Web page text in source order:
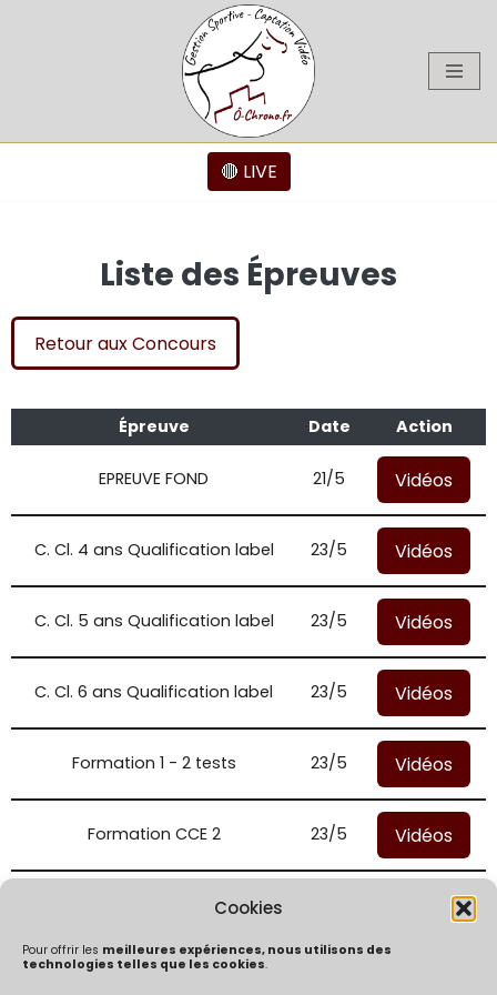
Cookies
Pour offrir les meilleures expériences, nous utilisons des
technologies telles que les cookies.
🔴 LIVE
Liste des Épreuves
Retour aux Concours
Épreuve Date Action
EPREUVE FOND 21/5 Vidéos
C. Cl. 4 ans Qualification label 23/5 Vidéos
C. Cl. 5 ans Qualification label 23/5 Vidéos
C. Cl. 6 ans Qualification label 23/5 Vidéos
Formation 1 - 2 tests 23/5 Vidéos
Formation CCE 2 23/5 Vidéos
Formation CCE 3 Vidéos